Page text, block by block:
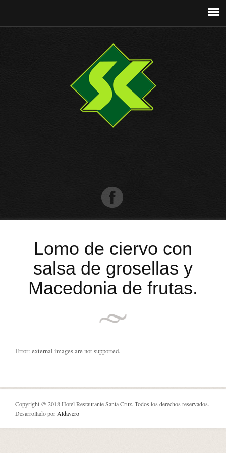
Lomo de ciervo con
salsa de grosellas y
Macedonia de frutas.
Error: external images are not supported.
Copyright @ 2018 Hotel Restaurante Santa Cruz. Todos los derechos reservados.
Desarrollado por Aldavero